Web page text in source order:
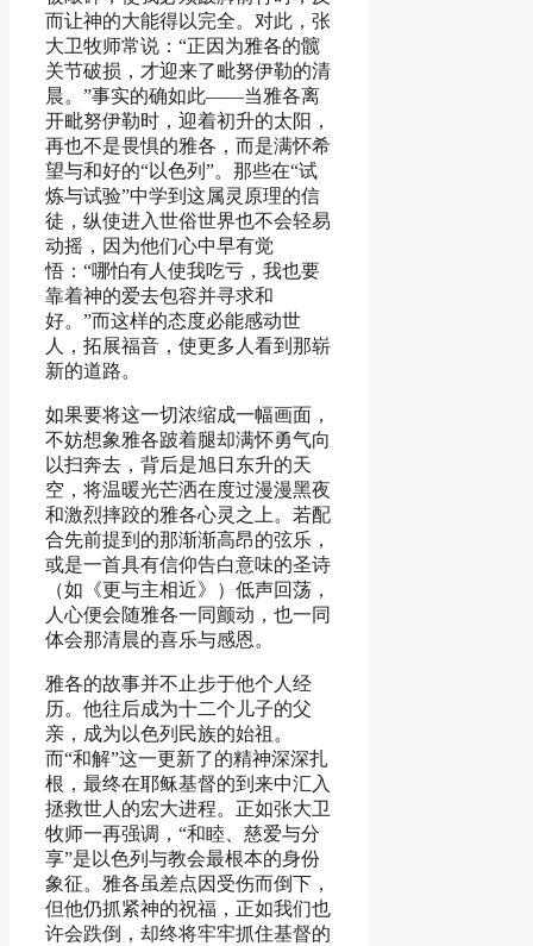
而让神的大能得以完全。对此，张
大卫牧师常说：“正因为雅各的髋
关节破损，才迎来了毗努伊勒的清
晨。”事实的确如此——当雅各离
开毗努伊勒时，迎着初升的太阳，
再也不是畏惧的雅各，而是满怀希
望与和好的“以色列”。那些在“试
炼与试验”中学到这属灵原理的信
徒，纵使进入世俗世界也不会轻易
动摇，因为他们心中早有觉
悟：“哪怕有人使我吃亏，我也要
靠着神的爱去包容并寻求和
好。”而这样的态度必能感动世
人，拓展福音，使更多人看到那崭
新的道路。
如果要将这一切浓缩成一幅画面，
不妨想象雅各跛着腿却满怀勇气向
以扫奔去，背后是旭日东升的天
空，将温暖光芒洒在度过漫漫黑夜
和激烈摔跤的雅各心灵之上。若配
合先前提到的那渐渐高昂的弦乐，
或是一首具有信仰告白意味的圣诗
（如《更与主相近》）低声回荡，
人心便会随雅各一同颤动，也一同
体会那清晨的喜乐与感恩。
雅各的故事并不止步于他个人经
历。他往后成为十二个儿子的父
亲，成为以色列民族的始祖。
而“和解”这一更新了的精神深深扎
根，最终在耶稣基督的到来中汇入
拯救世人的宏大进程。正如张大卫
牧师一再强调，“和睦、慈爱与分
享”是以色列与教会最根本的身份
象征。雅各虽差点因受伤而倒下，
但他仍抓紧神的祝福，正如我们也
许会跌倒，却终将牢牢抓住基督的